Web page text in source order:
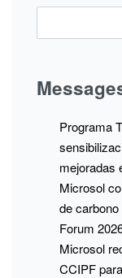
Programa
mejoradas
Microsol
de
Forum
Microsol
CCIPF